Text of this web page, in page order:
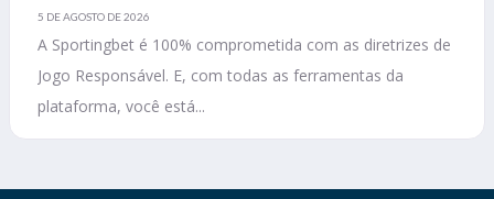
5 DE AGOSTO DE 2026
A Sportingbet é 100% comprometida com as diretrizes de
Jogo Responsável. E, com todas as ferramentas da
plataforma, você está...